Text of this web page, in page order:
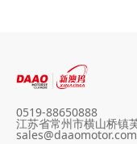
0519-88650888
江苏省常州市横山桥镇
sales@daaomotor.com